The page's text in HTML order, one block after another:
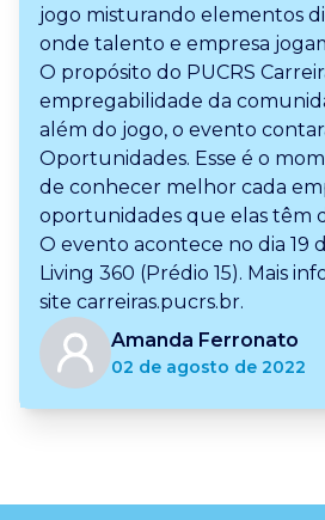
jogo misturando elementos
onde talento e empresa
O propósito do PUCRS
empregabilidade da
além do jogo, o evento
Oportunidades. Esse é o
de conhecer melhor cada
oportunidades que elas têm
O evento acontece no dia 19
Living 360 (Prédio 15). Mais
site carreiras.pucrs.br.
Amanda Ferronato
02 de agosto de 2022